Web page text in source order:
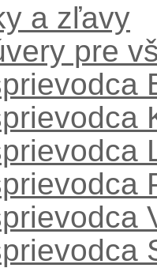
a zľavy
pre